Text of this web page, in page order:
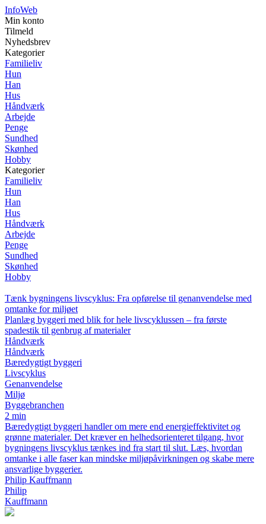
InfoWeb
Min konto
Tilmeld
Nyhedsbrev
Kategorier
Familieliv
Hun
Han
Hus
Håndværk
Arbejde
Penge
Sundhed
Skønhed
Hobby
Kategorier
Familieliv
Hun
Han
Hus
Håndværk
Arbejde
Penge
Sundhed
Skønhed
Hobby
Tænk bygningens livscyklus: Fra opførelse til genanvendelse med
omtanke for miljøet
Planlæg byggeri med blik for hele livscyklussen – fra første
spadestik til genbrug af materialer
Håndværk
Håndværk
Bæredygtigt byggeri
Livscyklus
Genanvendelse
Miljø
Byggebranchen
2 min
Bæredygtigt byggeri handler om mere end energieffektivitet og
grønne materialer. Det kræver en helhedsorienteret tilgang, hvor
bygningens livscyklus tænkes ind fra start til slut. Læs, hvordan
omtanke i alle faser kan mindske miljøpåvirkningen og skabe mere
ansvarlige byggerier.
Philip Kauffmann
Philip
Kauffmann